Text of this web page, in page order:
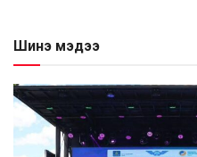
Шинэ мэдээ